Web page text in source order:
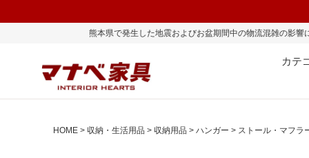
で発生した地震およびお盆期間中の物流混雑の影響により、一部地域ではお荷
カテ
HOME 収納・生活用品 収納用品 ハンガー ストール・マフラ